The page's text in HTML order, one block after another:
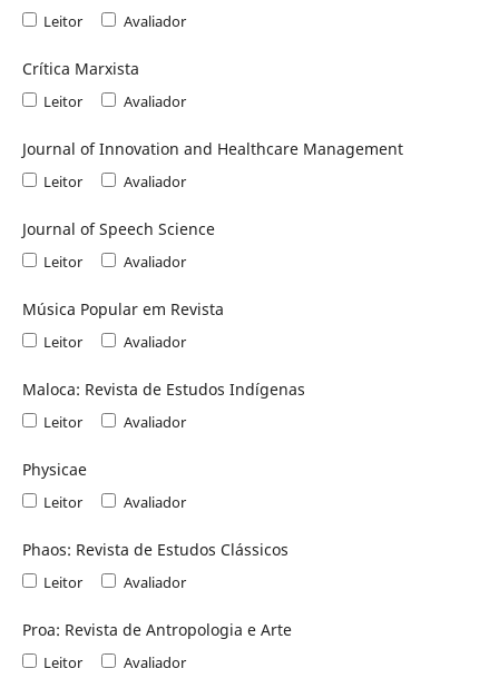
Leitor Avaliador
Crítica Marxista
Leitor Avaliador
Journal of Innovation and Healthcare Management
Leitor Avaliador
Journal of Speech Science
Leitor Avaliador
Música Popular em Revista
Leitor Avaliador
Maloca: Revista de Estudos Indígenas
Leitor Avaliador
Physicae
Leitor Avaliador
Phaos: Revista de Estudos Clássicos
Leitor Avaliador
Proa: Revista de Antropologia e Arte
Leitor Avaliador